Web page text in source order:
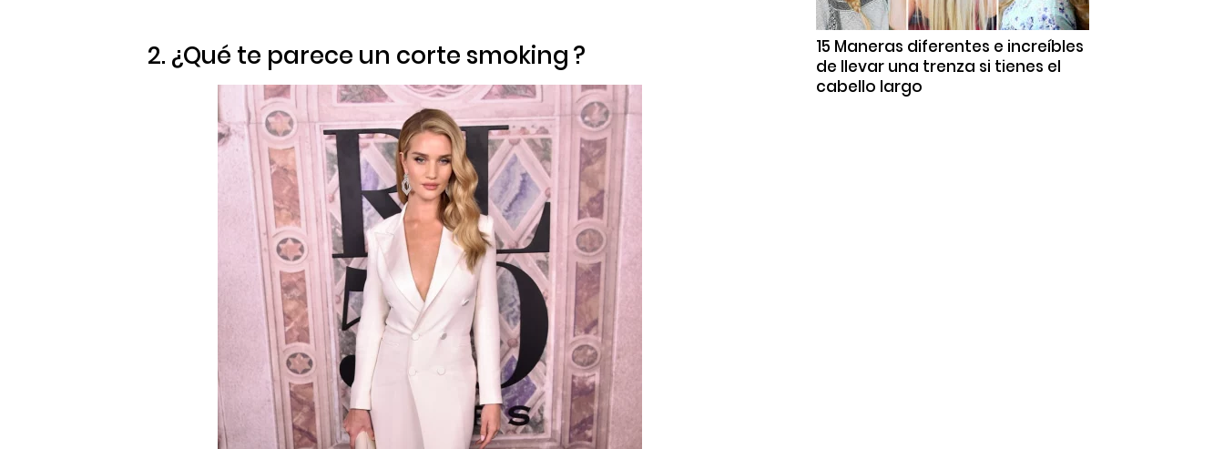
2. ¿Qué te parece un corte smoking?
15 Maneras diferentes e increíbles
de llevar una trenza si tienes el
cabello largo